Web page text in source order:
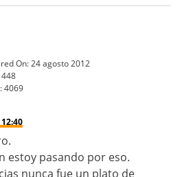
On:24 agosto 2012
448
4069
estoy pasando por eso.
nunca fue un plato de